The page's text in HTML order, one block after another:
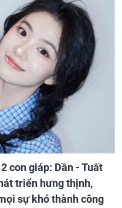
con giáp: Dần - Tuất
triển hưng thịnh,
sự khó thành công